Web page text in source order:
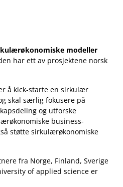
modeller
har ett av prosjektene norsk
å kick-starte en sirkulær
skal særlig fokusere på
og utforske
business-
støtte sirkulærøkonomiske
fra Norge, Finland, Sverige
of applied science er